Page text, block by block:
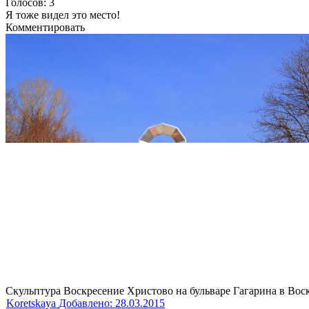
Я тоже видел это место!
Комментировать
Скульптура Воскресение Христово на бульваре Гагарина в
Koretskaya Добавлено: 28.03.2015